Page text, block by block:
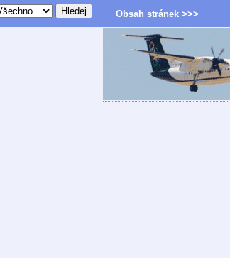
Obsah stránek >>>